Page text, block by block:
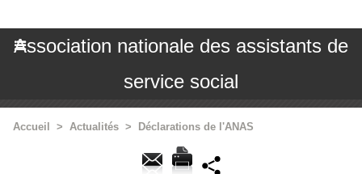
Association nationale des assistants de
service social
Accueil > Actualités > Déclarations de l'ANAS